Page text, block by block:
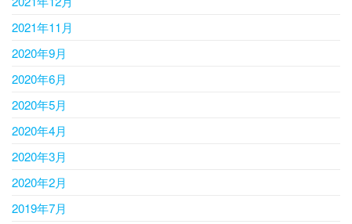
2021年11月
2020年9月
2020年6月
2020年5月
2020年4月
2020年3月
2020年2月
2019年7月